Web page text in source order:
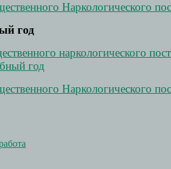
Наркологического
год
наркологического
год
Наркологического